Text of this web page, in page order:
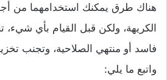
هناك طرق يمكنك استخدامهما من
الكريهة، ولكن قبل القيام بأي
فاسد أو منتهي الصلاحية، وتجنب
واتبع ما يلي: